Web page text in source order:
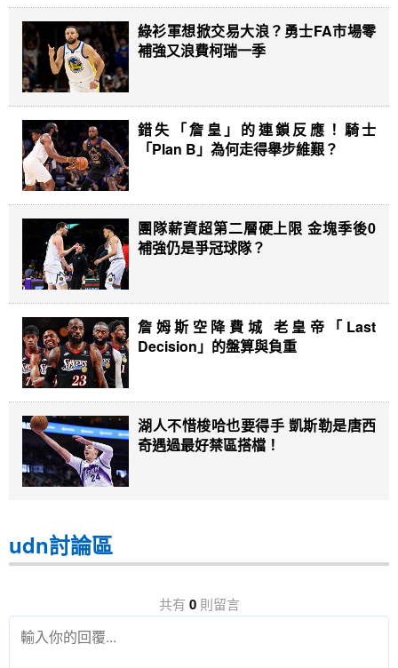
綠衫軍想掀交易大浪？勇士FA市場零
補強又浪費柯瑞一季
錯失「詹皇」的連鎖反應！騎士
「Plan B」為何走得舉步維艱？
團隊薪資超第二層硬上限 金塊季後0
補強仍是爭冠球隊？
詹姆斯空降費城 老皇帝「Last
Decision」的盤算與負重
湖人不惜梭哈也要得手 凱斯勒是唐西
奇遇過最好禁區搭檔！
udn討論區
共有 0則留言